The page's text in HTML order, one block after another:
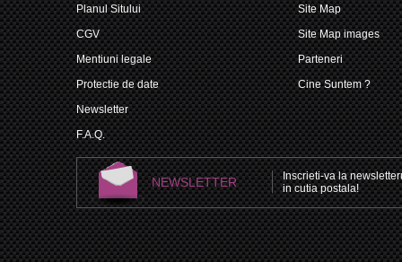
Planul Sitului
CGV
Mentiuni legale
Protectie de date
Newsletter
F.A.Q.
Site Map
Site Map images
Parteneri
Cine Suntem ?
NEWSLETTER
Inscrieti-va la
in cutia postala!